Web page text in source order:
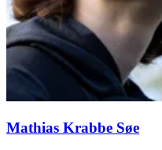
Mathias Krabbe Søe